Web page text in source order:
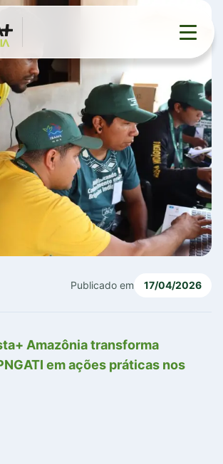
▼
▼
Publicado em 17/04/2026
Amazônia transforma
em ações práticas nos